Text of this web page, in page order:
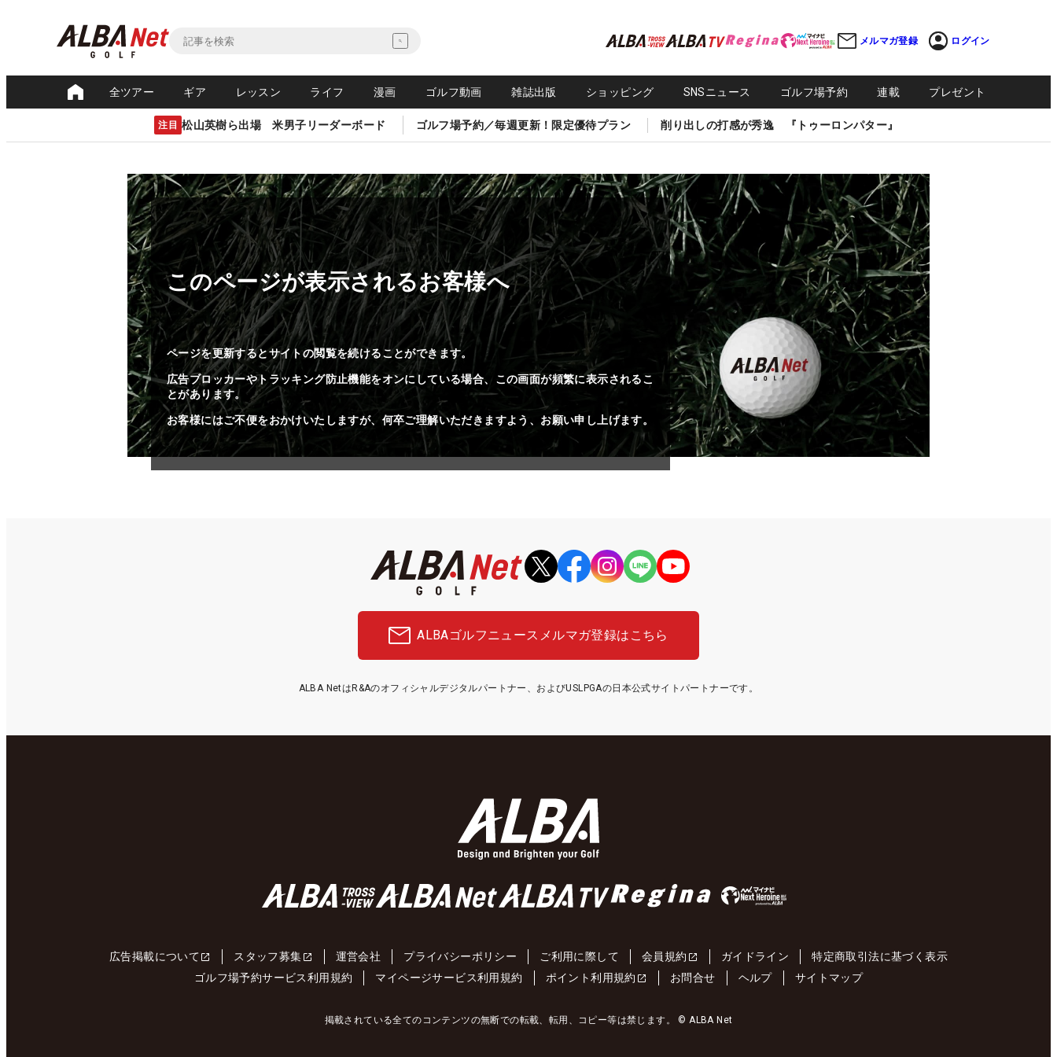
メルマガ登録 ログイン
全ツアー ギア レッスン ライフ 漫画 ゴルフ動画 雑誌出版 ショッピング SNSニュース ゴルフ場予約 連載 プレゼント
注目 松山英樹ら出場 米男子リーダーボード ゴルフ場予約／毎週更新！限定優待プラン 削り出しの打感が秀逸 『トゥーロンパター』
このページが表示されるお客様へ
ページを更新するとサイトの閲覧を続けることができます。
広告ブロッカーやトラッキング防止機能をオンにしている場合、この画面が頻繁に表示されるこ
とがあります。
お客様にはご不便をおかけいたしますが、何卒ご理解いただきますよう、お願い申し上げます。
ALBAゴルフニュース メルマガ登録はこちら
ALBA NetはR&Aのオフィシャルデジタルパートナー、およびUSLPGAの日本公式サイトパートナーです。
広告掲載について スタッフ募集 運営会社 プライバシーポリシー ご利用に際して 会員規約 ガイドライン
特定商取引法に基づく表示
ゴルフ場予約サービス利用規約
マイページサービス利用規約 ポイント利用規約 お問合せ ヘルプ サイトマップ
掲載されている全てのコンテンツの無断での転載、転用、コピー等は禁じます。 © ALBA Net